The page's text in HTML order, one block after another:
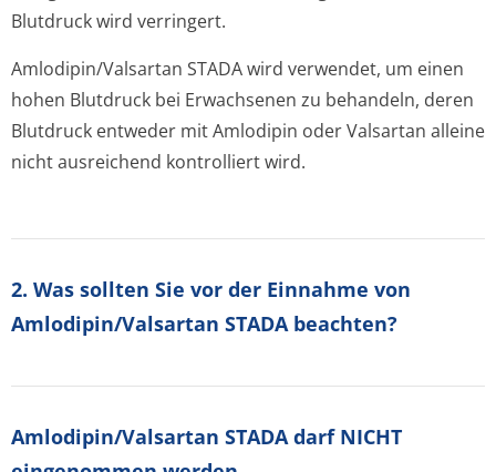
Blutdruck wird verringert.
Amlodipin/Valsartan STADA wird verwendet, um einen
hohen Blutdruck bei Erwachsenen zu behandeln, deren
Blutdruck entweder mit Amlodipin oder Valsartan alleine
nicht ausreichend kontrolliert wird.
2. Was sollten Sie vor der Einnahme von
Amlodipin/Valsartan STADA beachten?
Amlodipin/Val­sartan STADA darf NICHT